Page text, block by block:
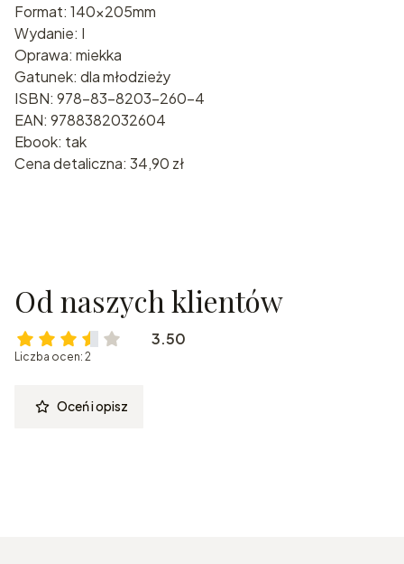
Format: 140x205mm
Wydanie: I
Oprawa: miekka
Gatunek: dla młodzieży
ISBN: 978-83-8203-260-4
EAN: 9788382032604
Ebook: tak
Cena detaliczna: 34,90 zł
Od naszych klientów
3.50
Liczba ocen: 2
Oceń i opisz